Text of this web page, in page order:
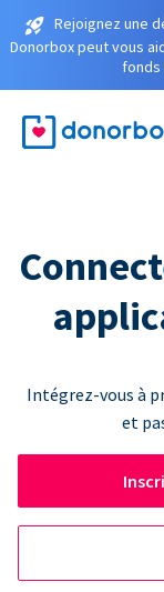
Rejoignez une
Donorbox peut vous
fonds
Intégrez-vous à
et